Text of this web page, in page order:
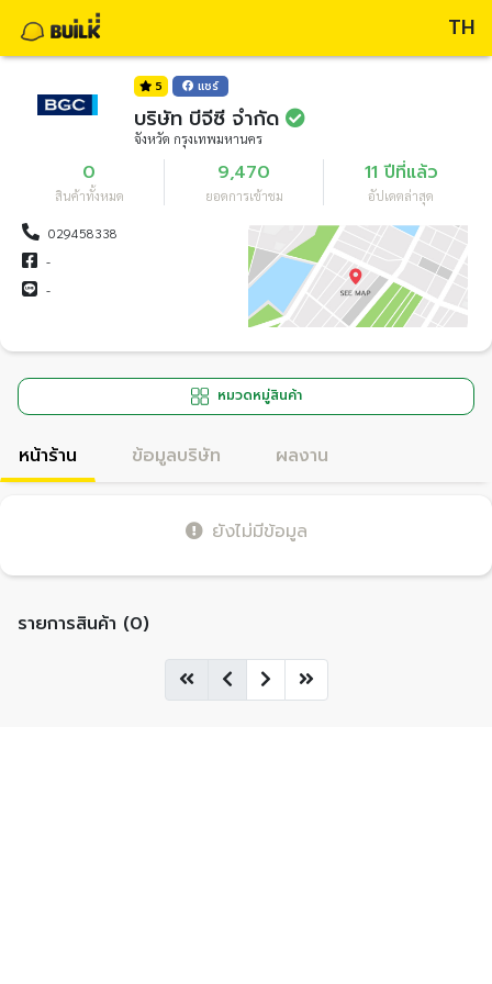
TH
5 แชร์
บริษัท บีจีซี จำกัด
จังหวัด กรุงเทพมหานคร
0
สินค้าทั้งหมด
9,470
ยอดการเข้าชม
11 ปีที่แล้ว
อัปเดตล่าสุด
029458338
-
-
หมวดหมู่สินค้า
หน้าร้าน ข้อมูลบริษัท ผลงาน
ยังไม่มีข้อมูล
รายการสินค้า (0)